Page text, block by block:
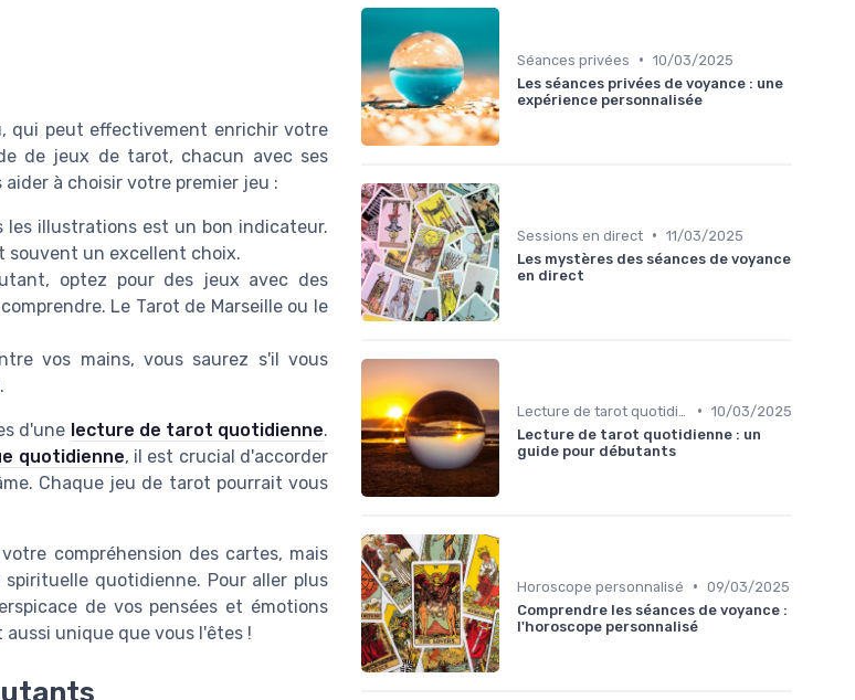
qui peut effectivement enrichir votre
de jeux de tarot, chacun avec ses
à choisir votre premier jeu :
illustrations est un bon indicateur.
souvent un excellent choix.
optez pour des jeux avec des
Le Tarot de Marseille ou le
vos mains, vous saurez s'il vous
d'une lecture de tarot quotidienne.
quotidienne, il est crucial d'accorder
Chaque jeu de tarot pourrait vous
compréhension des cartes, mais
quotidienne. Pour aller plus
de vos pensées et émotions
unique que vous l'êtes !
Séances privées • 10/03/2025
Les séances privées de voyance : une
expérience personnalisée
Sessions en direct • 11/03/2025
Les mystères des séances de voyance
en direct
• 10/03/2025
Lecture de tarot quotidienne : un
guide pour débutants
Horoscope personnalisé • 09/03/2025
Comprendre les séances de voyance :
l'horoscope personnalisé